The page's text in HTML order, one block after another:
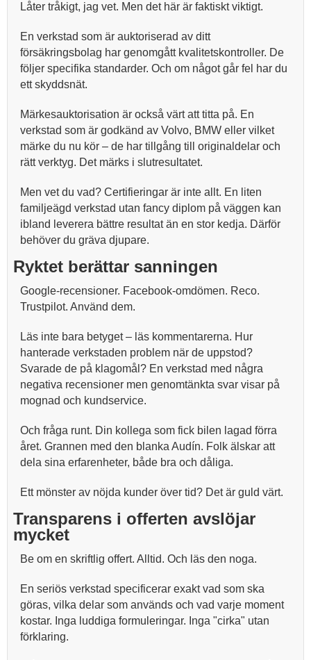
Låter tråkigt, jag vet. Men det här är faktiskt viktigt.
En verkstad som är auktoriserad av ditt
försäkringsbolag har genomgått kvalitetskontroller. De
följer specifika standarder. Och om något går fel har du
ett skyddsnät.
Märkesauktorisation är också värt att titta på. En
verkstad som är godkänd av Volvo, BMW eller vilket
märke du nu kör – de har tillgång till originaldelar och
rätt verktyg. Det märks i slutresultatet.
Men vet du vad? Certifieringar är inte allt. En liten
familjeägd verkstad utan fancy diplom på väggen kan
ibland leverera bättre resultat än en stor kedja. Därför
behöver du gräva djupare.
Ryktet berättar sanningen
Google-recensioner. Facebook-omdömen. Reco.
Trustpilot. Använd dem.
Läs inte bara betyget – läs kommentarerna. Hur
hanterade verkstaden problem när de uppstod?
Svarade de på klagomål? En verkstad med några
negativa recensioner men genomtänkta svar visar på
mognad och kundservice.
Och fråga runt. Din kollega som fick bilen lagad förra
året. Grannen med den blanka Audín. Folk älskar att
dela sina erfarenheter, både bra och dåliga.
Ett mönster av nöjda kunder över tid? Det är guld värt.
Transparens i offerten avslöjar
mycket
Be om en skriftlig offert. Alltid. Och läs den noga.
En seriös verkstad specificerar exakt vad som ska
göras, vilka delar som används och vad varje moment
kostar. Inga luddiga formuleringar. Inga "cirka" utan
förklaring.